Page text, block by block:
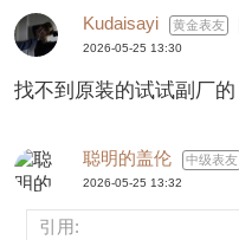
Kudaisayi 黄金表友
2026-05-25 13:30
找不到原装的试试副厂的
聪明的盖伦 中级表友
2026-05-25 13:32
引用: